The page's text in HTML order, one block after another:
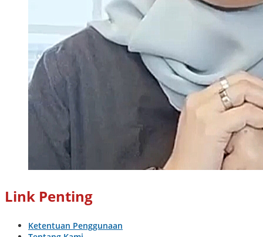
Link Penting
Ketentuan Penggunaan